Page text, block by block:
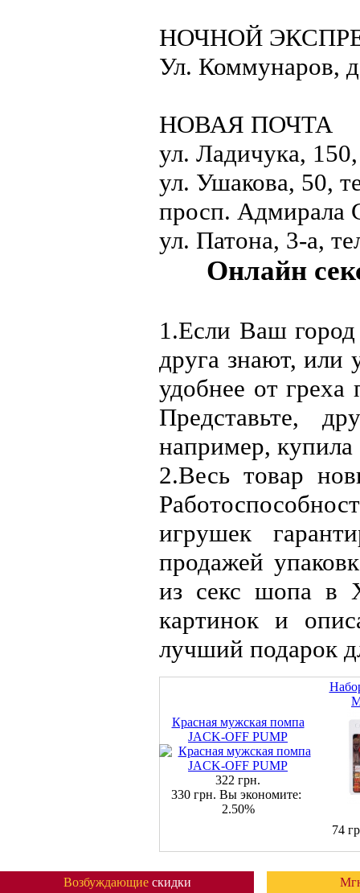
НОЧНОЙ
Ул. Коммунаров,
НОВАЯ ПОЧТА
ул. Ладичука,
ул. Ушакова, 50,
просп. Адмирала
ул. Патона, 3-а,
Онлайн
1.Если Ваш город
друга знают, или
удобнее от греха
Представьте,
например,
2.Весь товар
игрушек
продажей
из секс шопа в
картинок и
лучший подарок
Красная мужская помпа
JACK-OFF PUMP
322 грн.
330 грн. Вы экономите:
2.50%
74
Возбуждающиескидки